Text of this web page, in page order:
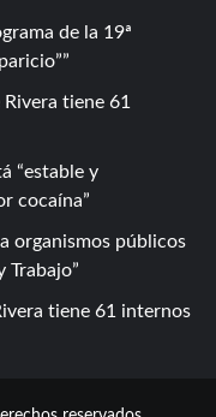
de la 19ª
tiene 61
“estable y
cocaína
organismos públicos
Trabajo
tiene 61 internos